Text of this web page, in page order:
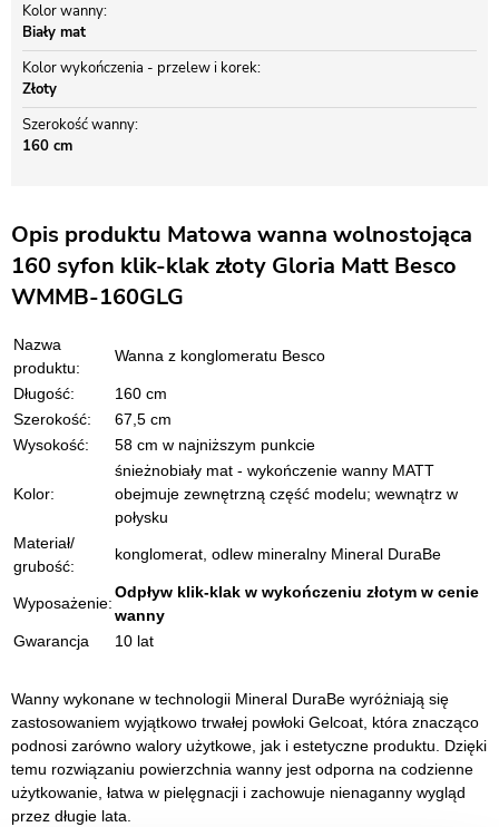
Kolor wanny
Biały mat
Kolor wykończenia - przelew i korek
Złoty
Szerokość wanny
160 cm
Opis produktu Matowa wanna wolnostojąca
160 syfon klik-klak złoty Gloria Matt Besco
WMMB-160GLG
Nazwa
produktu:
Wanna z konglomeratu Besco
Długość:
160 cm
Szerokość:
67,5 cm
Wysokość:
58 cm w najniższym punkcie
Kolor:
śnieżnobiały mat - wykończenie wanny MATT
obejmuje zewnętrzną część modelu; wewnątrz w
połysku
Materiał/
grubość:
konglomerat, odlew mineralny Mineral DuraBe
Wyposażenie:
Odpływ klik-klak w wykończeniu złotym w cenie
wanny
Gwarancja
10 lat
Wanny wykonane w technologii Mineral DuraBe wyróżniają się
zastosowaniem wyjątkowo trwałej powłoki Gelcoat, która znacząco
podnosi zarówno walory użytkowe, jak i estetyczne produktu. Dzięki
temu rozwiązaniu powierzchnia wanny jest odporna na codzienne
użytkowanie, łatwa w pielęgnacji i zachowuje nienaganny wygląd
przez długie lata.